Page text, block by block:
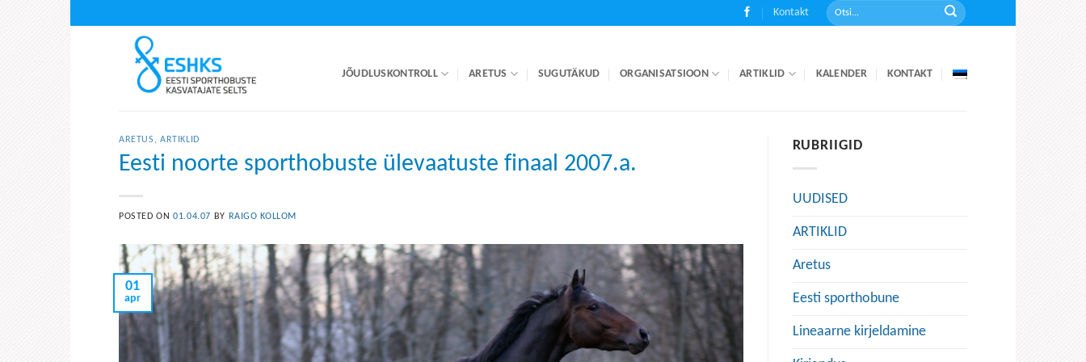
Kontakt
JÕUDLUSKONTROLL ARETUS SUGUTÄKUD ORGANISATSIOON ARTIKLID KALENDER KONTAKT
ARETUS , ARTIKLID
Eesti noorte sporthobuste ülevaatuste finaal 2007.a.
POSTED ON01.04.07 BY RAIGO KOLLOM
01
apr
RUBRIIGID
UUDISED
ARTIKLID
Aretus
Eesti sporthobune
Lineaarne kirjeldamine